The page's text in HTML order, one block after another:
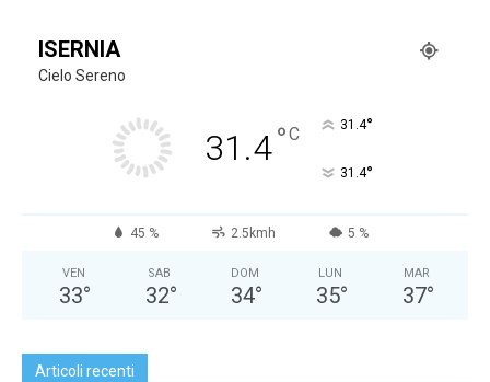
ISERNIA
Cielo Sereno
31.4°C 31.4°
31.4°
45 % 2.5kmh 5 %
VEN
33°
SAB
32°
DOM
34°
LUN
35°
MAR
37°
Articoli recenti